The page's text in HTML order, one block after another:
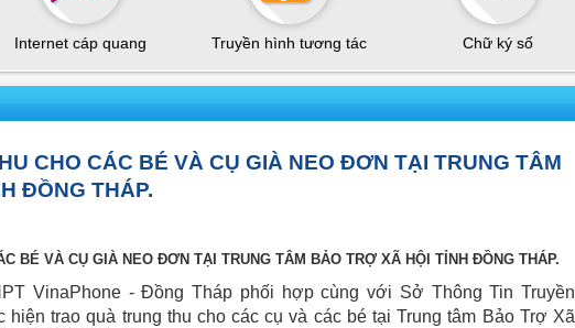
Internet cáp quang Truyền hình tương tác Chữ ký số
CHO CÁC BÉ VÀ CỤ GIÀ NEO ĐƠN TẠI TRUNG TÂM
ĐỒNG THÁP.
BÉ VÀ CỤ GIÀ NEO ĐƠN TẠI TRUNG TÂM BẢO TRỢ XÃ HỘI TỈNH ĐỒNG THÁP.
VinaPhone - Đồng Tháp phối hợp cùng với Sở Thông Tin Truyền
trao quà trung thu cho các cụ và các bé tại Trung tâm Bảo Trợ Xã